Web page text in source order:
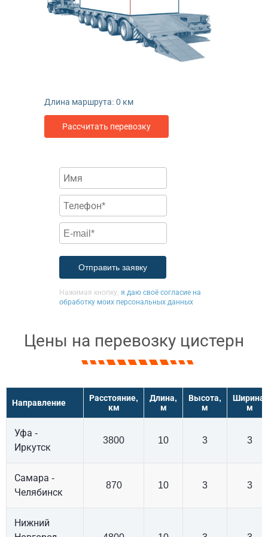
Длина маршрута: 0 км
Рассчитать перевозку
Нажимая кнопку, я даю своё согласие на
обработку моих персональных данных
Цены на перевозку цистерн
Направление
Расстояние,
км
Длина,
м
Высота,
м
Ширина,
м
Уфа -
Иркутск
3800 10 3 3
Самара -
Челябинск
870 10 3 3
Нижний